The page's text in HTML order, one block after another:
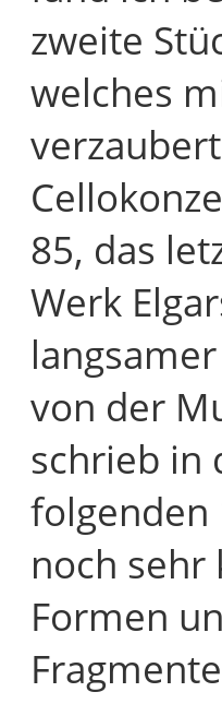
zweite
welches
85, das
Werk
von der
schrieb in
folgenden
noch sehr
Formen